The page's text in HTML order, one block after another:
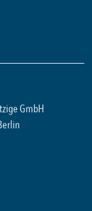
GmbH